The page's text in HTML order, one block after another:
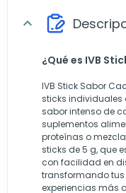
expand_more
¿Qué es IVB
IVB Stick Sabor
sticks individuales
sabor intenso de
suplementos
proteínas o
sticks de 5 g, que
con facilidad en
transformando
experiencias más